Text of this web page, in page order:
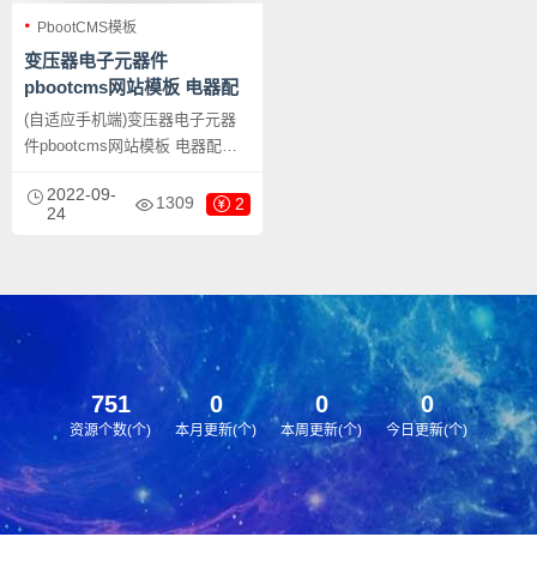
PbootCMS模板
变压器电子元器件
pbootcms网站模板 电器配
件网站源码下载
(自适应手机端)变压器电子元器
件pbootcms网站模板 电器配件
开发的网站模板，该模板适用于
变压器网站、电器配件网站等企
2022-09-
24
1309 2
751
资源个数(个)
0
本月更新(个)
0
本周更新(个)
0
今日更新(个)